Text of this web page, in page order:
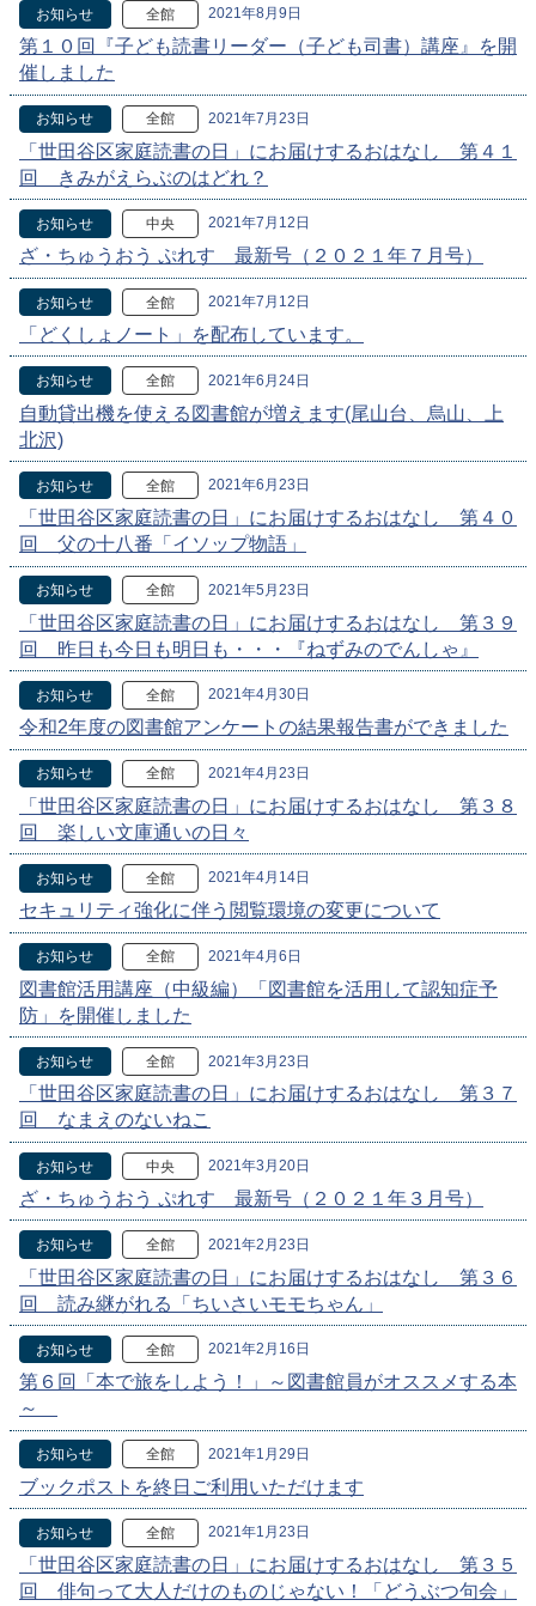
お知らせ 全館 2021年8月9日
第１０回『子ども読書リーダー（子ども司書）講座』を開
催しました
お知らせ 全館 2021年7月23日
「世田谷区家庭読書の日」にお届けするおはなし 第４１
回 きみがえらぶのはどれ？
お知らせ 中央 2021年7月12日
ざ・ちゅうおう ぷれす 最新号（２０２１年７月号）
お知らせ 全館 2021年7月12日
「どくしょノート」を配布しています。
お知らせ 全館 2021年6月24日
自動貸出機を使える図書館が増えます(尾山台、烏山、上
北沢)
お知らせ 全館 2021年6月23日
「世田谷区家庭読書の日」にお届けするおはなし 第４０
回 父の十八番「イソップ物語」
お知らせ 全館 2021年5月23日
「世田谷区家庭読書の日」にお届けするおはなし 第３９
回 昨日も今日も明日も・・・『ねずみのでんしゃ』
お知らせ 全館 2021年4月30日
令和2年度の図書館アンケートの結果報告書ができました
お知らせ 全館 2021年4月23日
「世田谷区家庭読書の日」にお届けするおはなし 第３８
回 楽しい文庫通いの日々
お知らせ 全館 2021年4月14日
セキュリティ強化に伴う閲覧環境の変更について
お知らせ 全館 2021年4月6日
図書館活用講座（中級編）「図書館を活用して認知症予
防」を開催しました
お知らせ 全館 2021年3月23日
「世田谷区家庭読書の日」にお届けするおはなし 第３７
回 なまえのないねこ
お知らせ 中央 2021年3月20日
ざ・ちゅうおう ぷれす 最新号（２０２１年３月号）
お知らせ 全館 2021年2月23日
「世田谷区家庭読書の日」にお届けするおはなし 第３６
回 読み継がれる「ちいさいモモちゃん」
お知らせ 全館 2021年2月16日
第６回「本で旅をしよう！」～図書館員がオススメする本
～
お知らせ 全館 2021年1月29日
ブックポストを終日ご利用いただけます
お知らせ 全館 2021年1月23日
「世田谷区家庭読書の日」にお届けするおはなし 第３５
回 俳句って大人だけのものじゃない！「どうぶつ句会」